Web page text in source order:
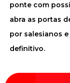
ponte com
abra as portas
por salesianos
definitivo.